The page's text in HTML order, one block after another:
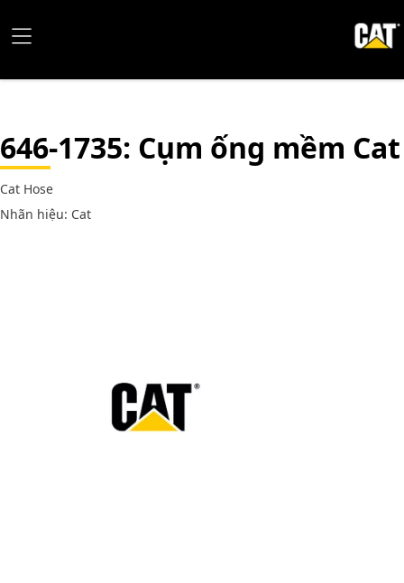
646-1735: Cụm ống mềm Cat
Cat Hose
Nhãn hiệu: Cat